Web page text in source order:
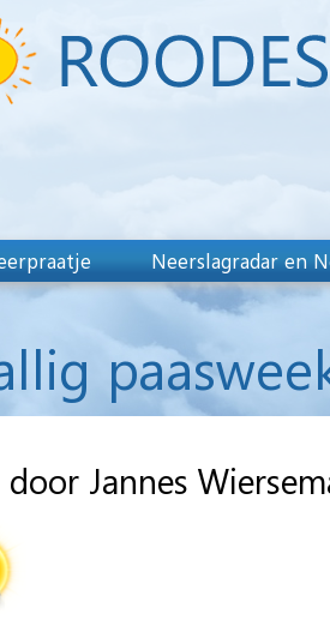
Neerslagradar en
Jannes